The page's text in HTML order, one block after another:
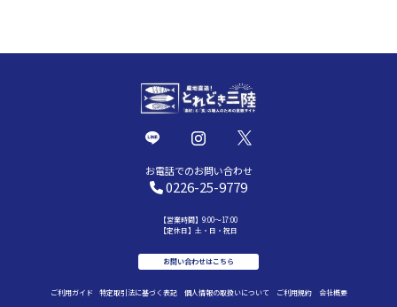
お電話でのお問い合わせ
0226-25-9779
【営業時間】9:00～17:00
【定休日】土・日・祝日
お問い合わせはこちら
ご利用ガイド 特定取引法に基づく表記 個人情報の取扱いについて ご利用規約 会社概要